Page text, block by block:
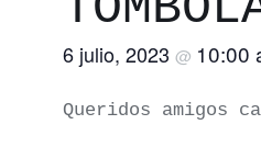
6 julio, 2023 @ 10:00
Queridos amigos